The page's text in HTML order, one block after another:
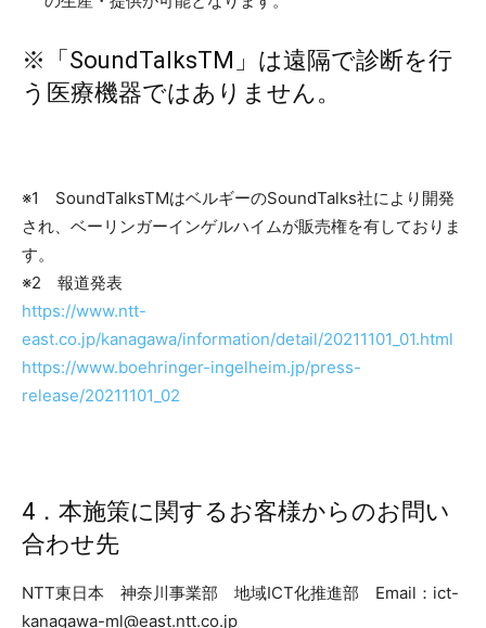
※「SoundTalksTM」は遠隔で診断を行
う医療機器ではありません。
※1 SoundTalksTMはベルギーのSoundTalks社により開発
され、ベーリンガーインゲルハイムが販売権を有しておりま
す。
※2 報道発表
https://www.ntt-
east.co.jp/kanagawa/information/detail/20211101_01.html
https://www.boehringer-ingelheim.jp/press-
release/20211101_02
4．本施策に関するお客様からのお問い
合わせ先
NTT東日本 神奈川事業部 地域ICT化推進部 Email：ict-
kanagawa-ml@east.ntt.co.jp